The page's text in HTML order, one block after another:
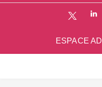
ESPACE AD